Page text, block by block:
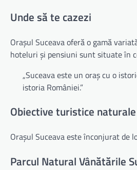
Unde să te cazezi
Orașul Suceava oferă o gamă
hoteluri și pensiuni sunt situate în
„Suceava este un oraș cu o
istoria României.”
Obiective turistice naturale
Orașul Suceava este înconjurat
Parcul Natural Vânătările